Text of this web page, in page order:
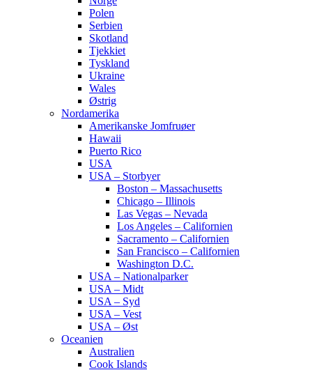
Polen
Serbien
Skotland
Tjekkiet
Tyskland
Ukraine
Wales
Østrig
Nordamerika
Amerikanske Jomfruøer
Hawaii
Puerto Rico
USA
USA – Storbyer
Boston – Massachusetts
Chicago – Illinois
Las Vegas – Nevada
Los Angeles – Californien
Sacramento – Californien
San Francisco – Californien
Washington D.C.
USA – Nationalparker
USA – Midt
USA – Syd
USA – Vest
USA – Øst
Oceanien
Australien
Cook Islands